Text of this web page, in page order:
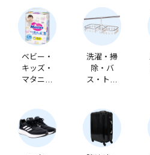
ベビー・
キッズ・
マタニテ
洗濯・掃
除・バ
ス・トイ